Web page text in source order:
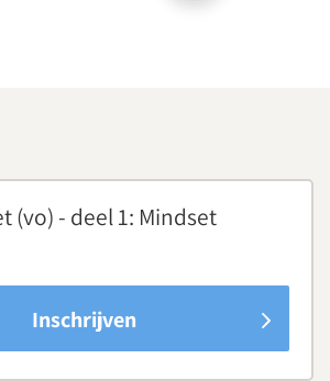
(vo) - deel 1: Mindset
Inschrijven